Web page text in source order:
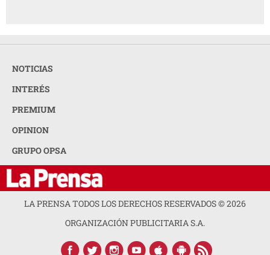
NOTICIAS
INTERÉS
PREMIUM
OPINION
GRUPO OPSA
LA PRENSA TODOS LOS DERECHOS RESERVADOS ©2026
ORGANIZACIÓN PUBLICITARIA S.A.